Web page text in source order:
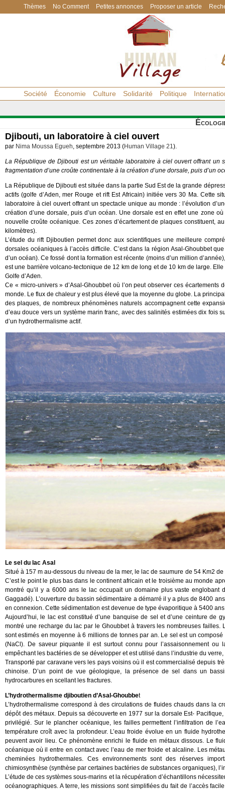
Thèmes No Comment Petites annonces Proposer un article
Société Économie Culture Solidarité Politique
Djibouti, un laboratoire à ciel ouvert
par Nima Moussa Egueh, septembre 2013 (Human Village 21).
La République de Djibouti est un véritable laboratoire à ciel ouvert offrant un
fragmentation d’une croûte continentale à la création d’une dorsale, puis d’un
La République de Djibouti est située dans la partie Sud Est de la grande
actifs (golfe d’Aden, mer Rouge et rift Est Africain) initiée vers 30 Ma. Cette
laboratoire à ciel ouvert offrant un spectacle unique au monde : l’évolution
création d’une dorsale, puis d’un océan. Une dorsale est en effet une zone
nouvelle croûte océanique. Ces zones d’écartement de plaques constituent,
kilomètres).
L’étude du rift Djiboutien permet donc aux scientifiques une meilleure
dorsales océaniques à l’accès difficile. C’est dans la région Asal-Ghoubbet
d’un océan). Ce fossé dont la formation est récente (moins d’un million
est une barrière volcano-tectonique de 12 km de long et de 10 km de large.
Golfe d’Aden.
Ce « micro-univers » d’Asal-Ghoubbet où l’on peut observer ces
monde. Le flux de chaleur y est plus élevé que la moyenne du globe. La
des plaques, de nombreux phénomènes naturels accompagnent cette
d’eau douce vers un système marin franc, avec des salinités estimées dix fois
d’un hydrothermalisme actif.
Le sel du lac Asal
Situé à 157 m au-dessous du niveau de la mer, le lac de saumure de 54 Km2
C’est le point le plus bas dans le continent africain et le troisième au monde
montré qu’il y a 6000 ans le lac occupait un domaine plus vaste englobant
Gaggadé). L’ouverture du bassin sédimentaire a démarré il y a plus de 8400
en connexion. Cette sédimentation est devenue de type évaporitique à 5400
Aujourd’hui, le lac est constitué d’une banquise de sel et d’une ceinture
montré une recharge du lac par le Ghoubbet à travers les nombreuses
sont estimés en moyenne à 6 millions de tonnes par an. Le sel est un
(NaCl). De saveur piquante il est surtout connu pour l’assaisonnement
empêchant les bactéries de se développer et est utilisé dans l’industrie du
Transporté par caravane vers les pays voisins où il est commercialisé depuis
chinoise. D’un point de vue géologique, la présence de sel dans un
hydrocarbures en scellant les fractures.
L’hydrothermalisme djiboutien d’Asal-Ghoubbet
L’hydrothermalisme correspond à des circulations de fluides chauds dans la
dépôt des métaux. Depuis sa découverte en 1977 sur la dorsale Est-
privilégié. Sur le plancher océanique, les failles permettent l’infiltration de
température croît avec la profondeur. L’eau froide évolue en un fluide
peuvent avoir lieu. Ce phénomène enrichi le fluide en métaux dissous. Le
océanique où il entre en contact avec l’eau de mer froide et alcaline. Les
cheminées hydrothermales. Ces environnements sont des réserves
chimiosynthèse (synthèse par certaines bactéries de substances organiques),
L’étude de ces systèmes sous-marins et la récupération d’échantillons
océanographiques. A terre, les missions sont simplifiées du fait de l’accès